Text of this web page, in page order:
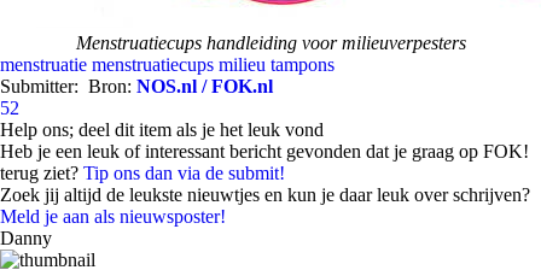
Menstruatiecups handleiding voor milieuverpesters
menstruatie menstruatiecups milieu tampons
Submitter: Bron: NOS.nl / FOK.nl
52
Help ons; deel dit item als je het leuk vond
Heb je een leuk of interessant bericht gevonden dat je graag op FOK!
terug ziet? Tip ons dan via de submit!
Zoek jij altijd de leukste nieuwtjes en kun je daar leuk over schrijven?
Meld je aan als nieuwsposter!
Danny